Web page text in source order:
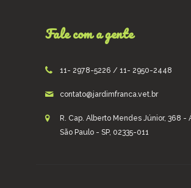
Fale com a gente
11- 2978-5226 / 11- 2950-2448
contato@jardimfranca.vet.br
R. Cap. Alberto Mendes Júnior, 368 -
São Paulo - SP, 02335-011